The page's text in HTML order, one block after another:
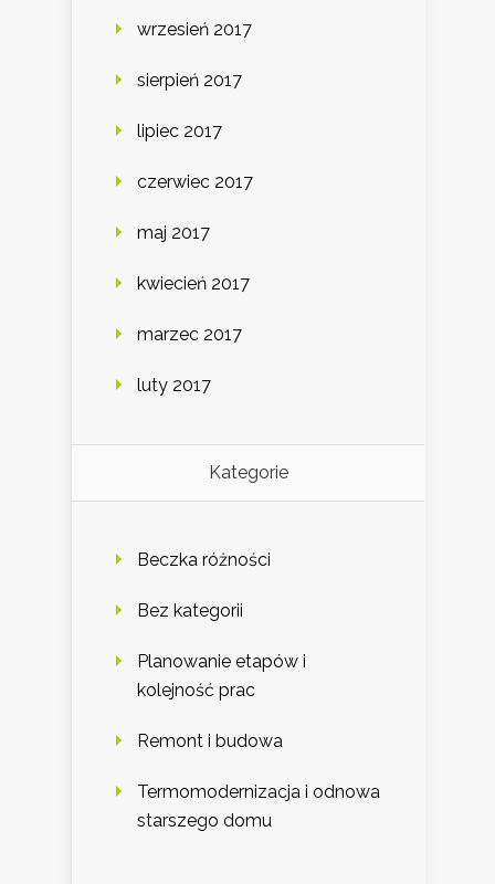
wrzesień 2017
sierpień 2017
lipiec 2017
czerwiec 2017
maj 2017
kwiecień 2017
marzec 2017
luty 2017
Kategorie
Beczka różności
Bez kategorii
Planowanie etapów i
kolejność prac
Remont i budowa
Termomodernizacja i odnowa
starszego domu